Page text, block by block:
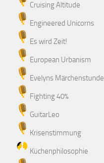
Cruising Altitude
Engineered Unicorns
Es wird Zeit!
European Urbanism
Evelyns Märchenstunde
Fighting 40%
GuitarLeo
Krisenstimmung
Küchenphilosophie